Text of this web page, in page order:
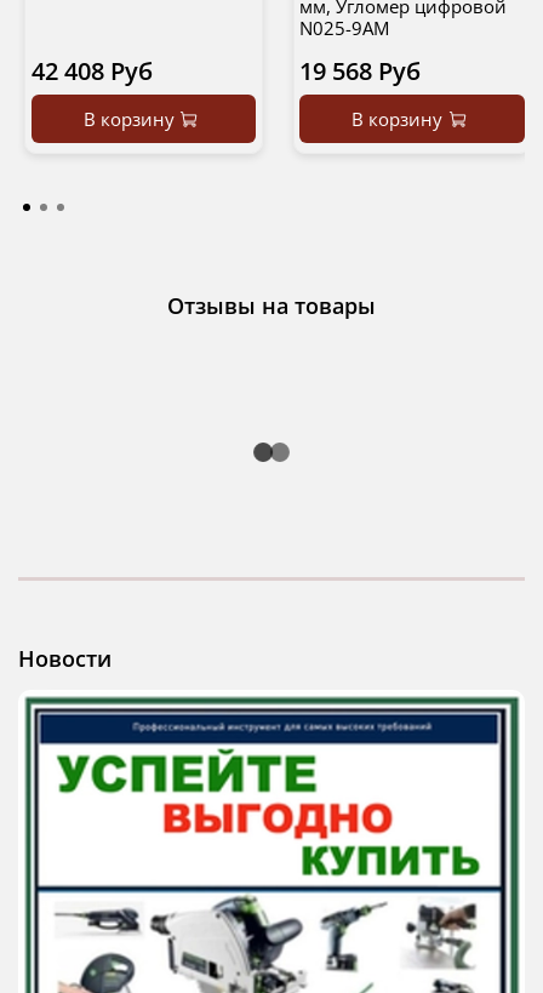
42 408 Руб
В корзину
мм, Угломер цифровой
N025-9AM
19 568 Руб
В корзину
Отзывы на товары
Новости